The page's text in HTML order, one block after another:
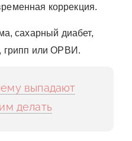
коррекция.
сахарный диабет,
грипп или ОРВИ.
выпадают
делать